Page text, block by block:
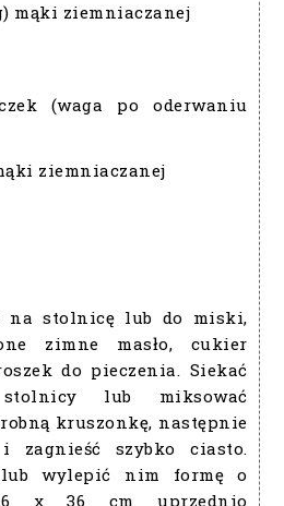
mąki ziemniaczanej
(waga po oderwaniu
ziemniaczanej
na stolnicę lub do miski,
zimne masło, cukier
do pieczenia. Siekać
lub miksować
kruszonkę, następnie
zagnieść szybko ciasto.
lub wylepić nim formę o
x 36 cm uprzednio